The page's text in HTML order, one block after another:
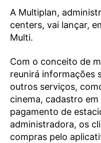
A Multiplan,
centers, vai lançar,
Multi.
Com o conceito de
reunirá informações
outros serviços,
cinema, cadastro
pagamento de
administradora, os
compras pelo